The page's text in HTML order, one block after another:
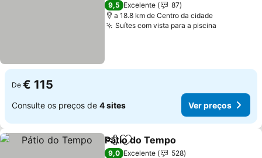
9,5 Excelente
87
a 18.8 km de Centro da cidade
Suítes com vista para a piscina
De € 115
Consulte os preços de 4 sites Ver preços
PartilharAdicionar aos favoritos
Pátio do Tempo
9,0 Excelente
528